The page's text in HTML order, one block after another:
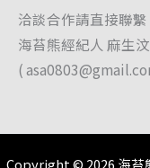
洽談合作請直接聯繫
海苔熊經紀人 麻生汶
(